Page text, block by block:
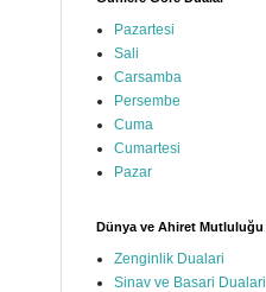
Pazartesi
Sali
Carsamba
Persembe
Cuma
Cumartesi
Pazar
Dünya ve Ahiret Mutluluğu
Zenginlik Dualari
Sinav ve Basari Dualari